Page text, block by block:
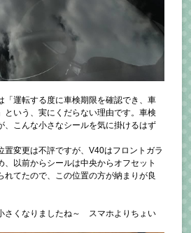
「運転する度に車検期限を確認でき、車
という、実にくだらない理由です。車検
、こんな小さなシールを気に掛けるはず
置変更は不評ですが、V40はフロントガラ
、以前からシールは中央からオフセット
れてたので、この位置の方が納まりが良
さくなりましたね～ スマホよりちょい